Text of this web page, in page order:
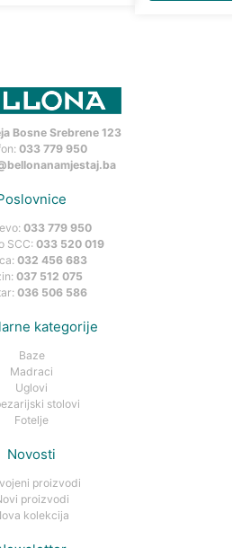
Bosne Srebrene 123
033 779 950
033 779 950
SCC: 033 520 019
032 456 683
037 512 075
036 506 586
kategorije
Baze
Madraci
Uglovi
stolovi
Fotelje
Novosti
proizvodi
proizvodi
kolekcija